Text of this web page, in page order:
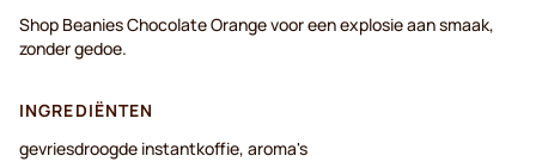
Shop Beanies Chocolate Orange voor een explosie aan smaak,
zonder gedoe.
INGREDIËNTEN
gevriesdroogde instantkoffie, aroma's